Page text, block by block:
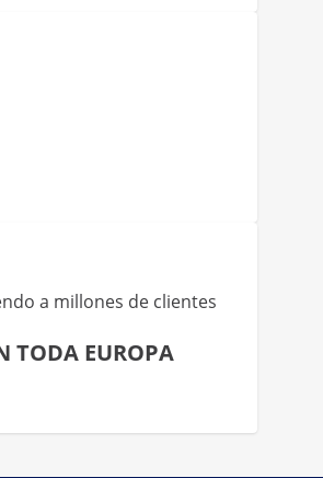
a millones de clientes
TODA EUROPA